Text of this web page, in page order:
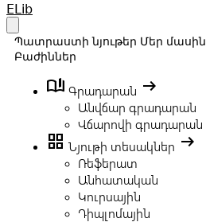
Your Company
ELib
Պատրաստի նյութեր Մեր մասին
Բաժիններ
book_ribbon Գրադարան arrow_right_alt
Անվճար գրադարան
Վճարովի գրադարան
grid_view Նյութի տեսակներ arrow_right_alt
Ռեֆերատ
Անհատական
Կուրսային
Դիպլոմային